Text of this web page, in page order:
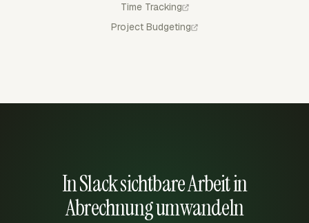
Time Tracking
Project Budgeting
In Slack sichtbare Arbeit in
Abrechnung umwandeln